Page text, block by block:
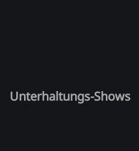
Unterhaltungs-Shows